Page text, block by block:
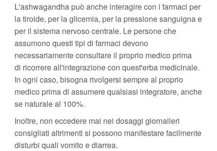
L'ashwagandha può anche interagire con i farmaci per
la tiroide, per la glicemia, per la pressione sanguigna e
per il sistema nervoso centrale. Le persone che
assumono questi tipi di farmaci devono
necessariamente consultare il proprio medico prima
di ricorrere all'integrazione con quest'erba medicinale.
In ogni caso, bisogna rivolgersi sempre al proprio
medico prima di assumere qualsiasi integratore, anche
se naturale al 100%.
Inoltre, non eccedere mai nei dosaggi giornalieri
consigliati altrimenti si possono manifestare facilmente
disturbi quali vomito e diarrea.